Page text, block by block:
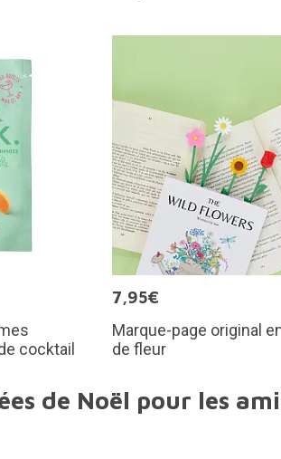
cocktail
7,95€
Marque-page original
de fleur
de Noël pour les